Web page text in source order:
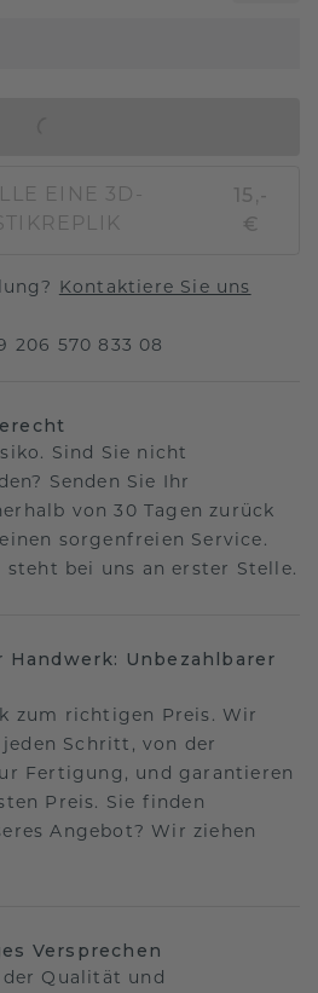
EINE 3D-
15,-
€
Kontaktiere Sie uns
206 570 833 08
Sind Sie nicht
Senden Sie Ihr
von 30 Tagen zurück
sorgenfreien Service.
steht bei uns an erster Stelle.
Handwerk: Unbezahlbarer
zum richtigen Preis. Wir
Schritt, von der
Fertigung, und garantieren
Preis. Sie finden
Angebot? Wir ziehen
Versprechen
Qualität und